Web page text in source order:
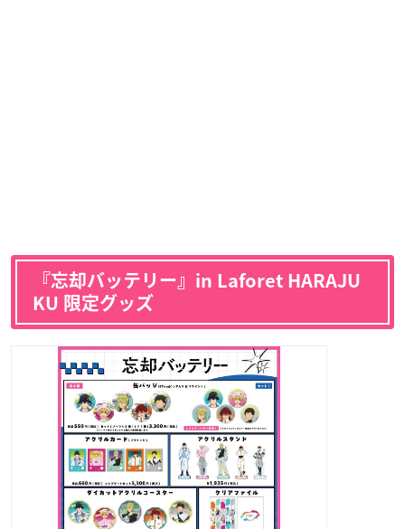
『忘却バッテリー』in Laforet HARAJU
KU 限定グッズ